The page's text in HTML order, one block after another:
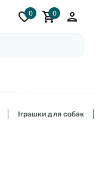
0 0
Іграшки для собак